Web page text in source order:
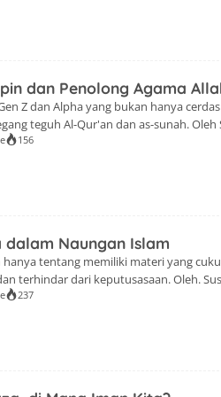
dan Penolong Agama
Z dan Alpha yang bukan hanya
teguh Al-Qur'an dan as-sunah.
Majelis Taklim Lentera Qur'an
156
dalam Naungan Islam
tentang memiliki materi yang
terhindar dari keputusasaan. Oleh.
Majelis Taklim Lentera Quran
237